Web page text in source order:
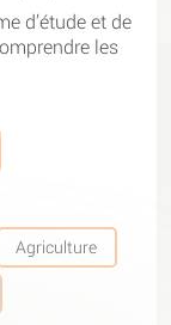
d’étude et de
les
Agriculture